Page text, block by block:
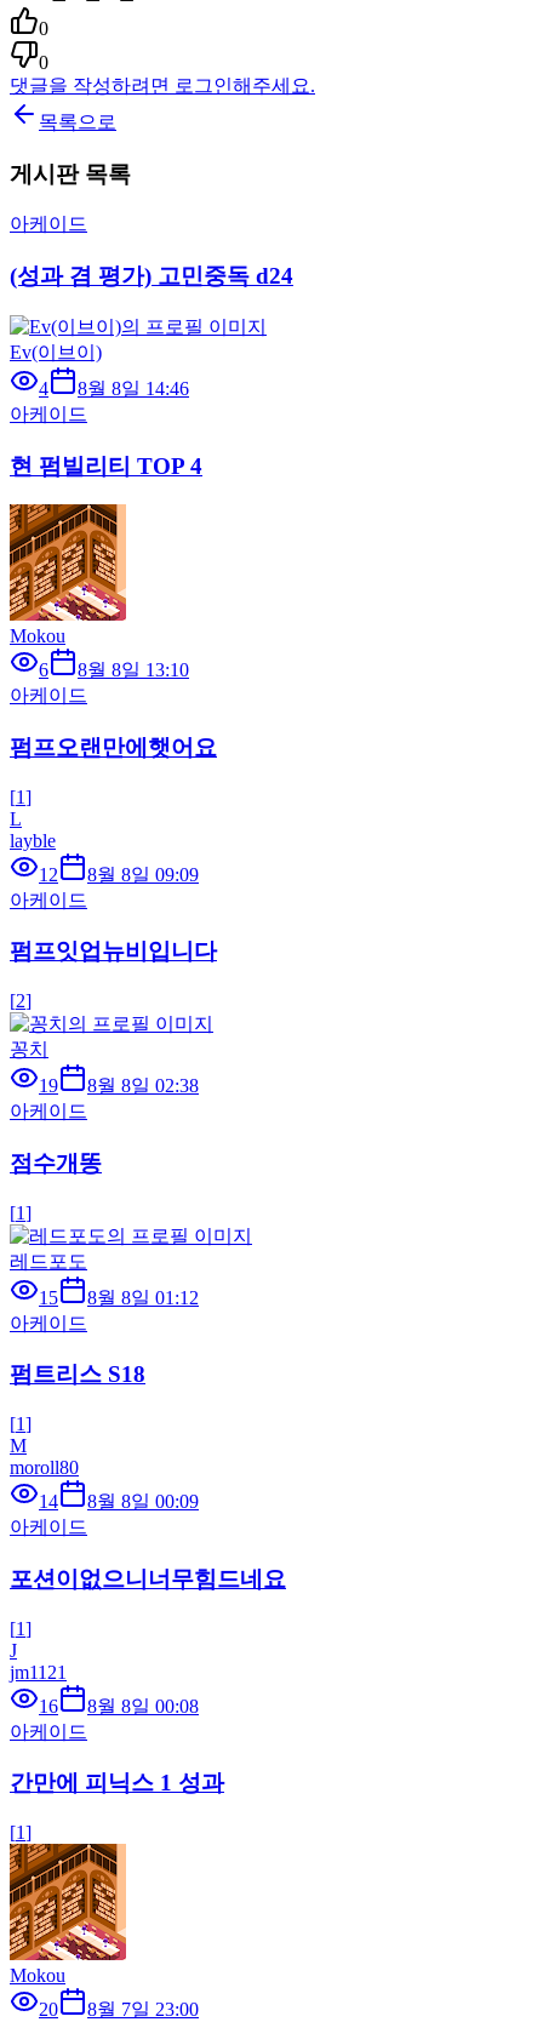
0
0
댓글을 작성하려면 로그인해주세요.
목록으로
게시판 목록
아케이드
(성과 겸 평가) 고민중독 d24
Ev(이브이)
4
8월 8일 14:46
아케이드
현 펌빌리티 TOP 4
Mokou
6
8월 8일 13:10
아케이드
펌프오랜만에햇어요
[1]
L
layble
12
8월 8일 09:09
아케이드
펌프잇업뉴비입니다
[2]
꽁치
19
8월 8일 02:38
아케이드
점수개똥
[1]
레드포도
15
8월 8일 01:12
아케이드
펌트리스 S18
[1]
M
moroll80
14
8월 8일 00:09
아케이드
포션이없으니너무힘드네요
[1]
J
jm1121
16
8월 8일 00:08
아케이드
간만에 피닉스 1 성과
[1]
Mokou
20
8월 7일 23:00